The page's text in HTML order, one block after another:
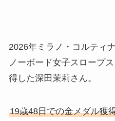
2026年ミラノ・コルティ
ノーボード女子スロープ
得した深田茉莉さん。
19歳48日での金メダル獲